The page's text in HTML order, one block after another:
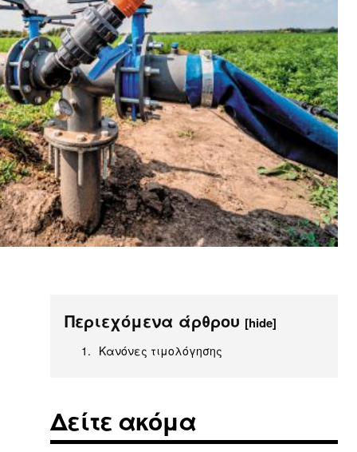
Περιεχόμενα άρθρου [hide]
Κανόνες τιμολόγησης
Δείτε ακόμα